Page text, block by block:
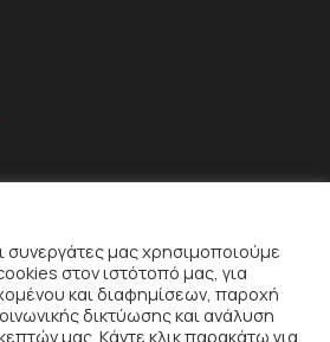
συνεργάτες μας χρησιμοποιούμε
στον ιστότοπό μας, για
και διαφημίσεων, παροχή
δικτύωσης και ανάλυση
μας. Κάντε κλικ παρακάτω για